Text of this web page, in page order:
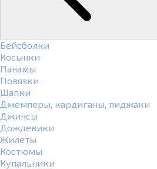
Бейсболки
Косынки
Панамы
Повязки
Шапки
Джемперы, кардиганы, пиджаки
Джинсы
Дождевики
Жилеты
Костюмы
Купальники